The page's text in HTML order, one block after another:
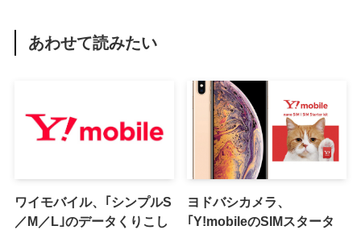
あわせて読みたい
ワイモバイル、｢シンプルS
／M／L｣のデータくりこし
ヨドバシカメラ、
｢Y!mobileのSIMスタータ